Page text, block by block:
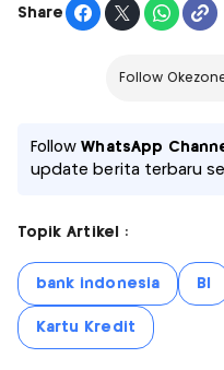
Share
Follow
FollowWhatsApp
update berita terbaru
Topik Artikel :
bank indonesia BI
Kartu Kredit